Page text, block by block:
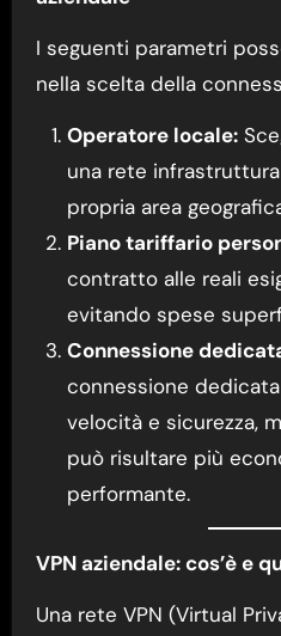
I seguenti parametri
nella scelta della
Operatore locale:
una rete
propria area
Piano tariffario
contratto alle reali
evitando spese
Connessione
connessione
velocità e sicurezza,
può risultare più
performante.
VPN aziendale: cos’è e
Una rete VPN (Virtual